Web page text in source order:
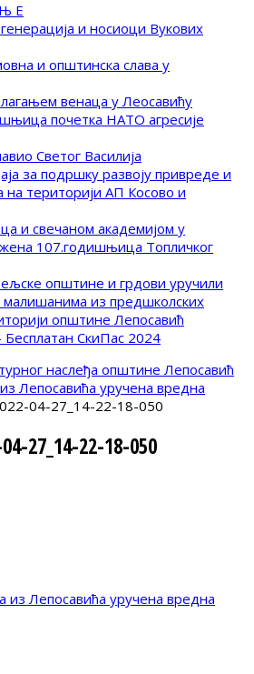
Е
и носиоци Вукових
и општинска слава у
венаца у Леосавићу
почетка НАТО агресије
Светог Василија
за подршку развоју привреде и
територији АП Косово и
и свечаном академијом у
107.годишњица Топличког
општине и грдови уручили
малишанима из предшколских
општине Лепосавић
СкиПас 2024
Лепосавића уручена вредна
04-27_14-22-18-050
27_14-22-18-050
из Лепосавића уручена вредна